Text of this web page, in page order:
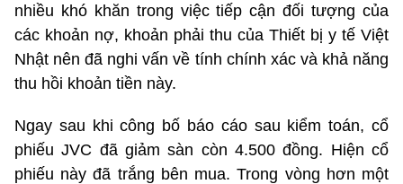
nhiều khó khăn trong việc tiếp cận đối tượng của
các khoản nợ, khoản phải thu của Thiết bị y tế Việt
Nhật nên đã nghi vấn về tính chính xác và khả năng
thu hồi khoản tiền này.
Ngay sau khi công bố báo cáo sau kiểm toán, cổ
phiếu JVC đã giảm sàn còn 4.500 đồng. Hiện cổ
phiếu này đã trắng bên mua. Trong vòng hơn một